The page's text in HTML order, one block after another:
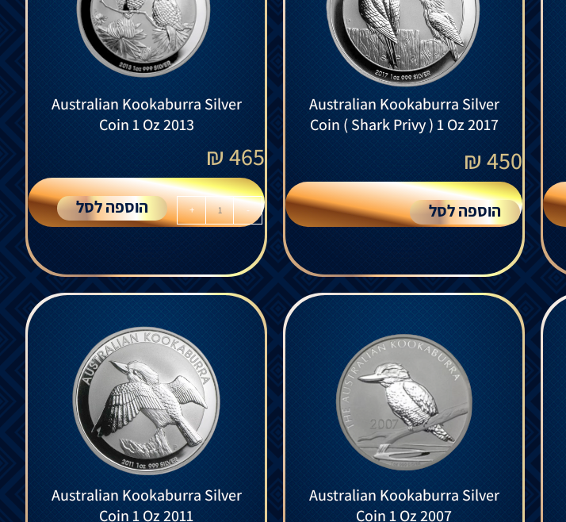
Australian Kookaburra Silver
Coin ( Shark Privy ) 1 Oz 2017
450
₪
הוספה לסל
Australian Kookaburra Silver
Coin 1 Oz 2013
465
₪
-
+ הוספה לסל
Australian Kookaburra Silver
Coin 1 Oz 2007
Australian Kookaburra Silver
Coin 1 Oz 2011